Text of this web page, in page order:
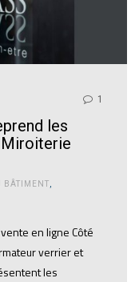
1
les
BÂTIMENT
en ligne Côté
verrier et
les